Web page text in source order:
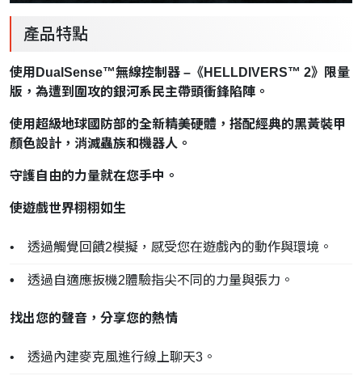
產品特點
使用DualSense™無線控制器 –《HELLDIVERS™ 2》限量
版，為遭到圍攻的銀河系民主帶頭衝鋒陷陣。
使用超級地球國防部的全新精美硬體，搭配經典的黑黃裝甲
顏色設計，消滅蟲族和機器人。
守護自由的力量就在您手中。
使遊戲世界栩栩如生
• 透過觸覺回饋2模擬，感受您在遊戲內的動作與環境。
• 透過自適應扳機2體驗指尖不同的力量與張力。
找出您的聲音，分享您的熱情
• 透過內建麥克風進行線上聊天3。